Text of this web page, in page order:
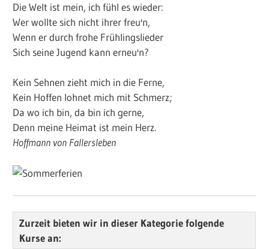
Die Welt ist mein, ich fühl es wieder:
Wer wollte sich nicht ihrer freu'n,
Wenn er durch frohe Frühlingslieder
Sich seine Jugend kann erneu'n?
Kein Sehnen zieht mich in die Ferne,
Kein Hoffen lohnet mich mit Schmerz;
Da wo ich bin, da bin ich gerne,
Denn meine Heimat ist mein Herz.
Hoffmann von Fallersleben
Zurzeit bieten wir in dieser Kategorie folgende
Kurse an: